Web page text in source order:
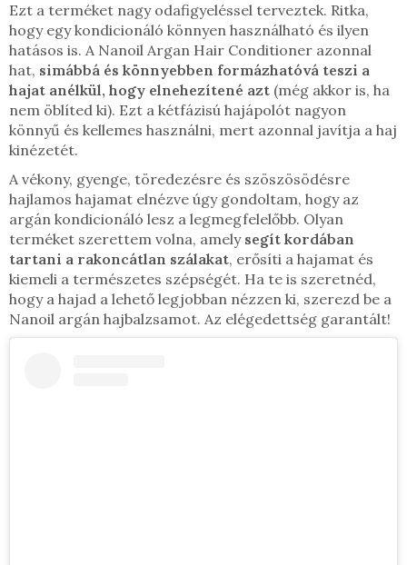
Ezt a terméket nagy odafigyeléssel terveztek. Ritka,
hogy egy kondicionáló könnyen használható és ilyen
hatásos is. A Nanoil Argan Hair Conditioner azonnal
hat, simábbá és könnyebben formázhatóvá teszi a
hajat anélkül, hogy elnehezítené azt (még akkor is, ha
nem öblíted ki). Ezt a kétfázisú hajápolót nagyon
könnyű és kellemes használni, mert azonnal javítja a haj
kinézetét.
A vékony, gyenge, töredezésre és szöszösödésre
hajlamos hajamat elnézve úgy gondoltam, hogy az
argán kondicionáló lesz a legmegfelelőbb. Olyan
terméket szerettem volna, amely segít kordában
tartani a rakoncátlan szálakat, erősíti a hajamat és
kiemeli a természetes szépségét. Ha te is szeretnéd,
hogy a hajad a lehető legjobban nézzen ki, szerezd be a
Nanoil argán hajbalzsamot. Az elégedettség garantált!